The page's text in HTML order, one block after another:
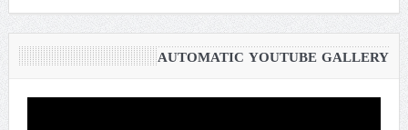
AUTOMATIC YOUTUBE GALLERY